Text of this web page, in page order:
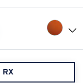
RX